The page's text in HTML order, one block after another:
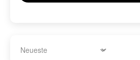
Sort by